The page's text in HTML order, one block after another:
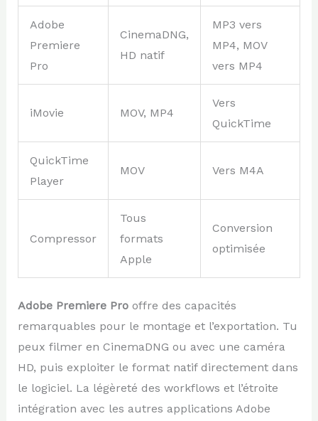
Adobe
Premiere
Pro
CinemaDNG,
HD natif
MP3 vers
MP4, MOV
vers MP4
iMovie MOV, MP4
Vers
QuickTime
QuickTime
Player
MOV Vers M4A
Compressor
Tous
formats
Apple
Conversion
optimisée
Adobe Premiere Prooffre des capacités
remarquables pour le montage et l’exportation. Tu
peux filmer en CinemaDNG ou avec une caméra
HD, puis exploiter le format natif directement dans
le logiciel. La légèreté des workflows et l’étroite
intégration avec les autres applications Adobe